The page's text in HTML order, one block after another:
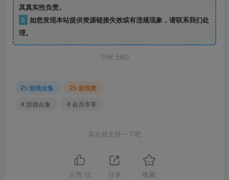
其真实性负责。
5 如您发现本站提供资源链接失效或有违规现象，请联系我们处
理。
THE END
游戏合集
游戏类
# 游戏合集
# 会员专享
喜欢就支持一下吧
点赞 12 分享 收藏